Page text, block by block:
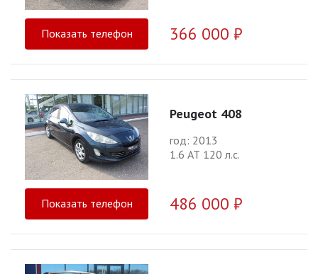
Показать телефон 366 000 ₽
Peugeot 408
год: 2013
1.6 АТ 120 л.с.
Показать телефон 486 000 ₽